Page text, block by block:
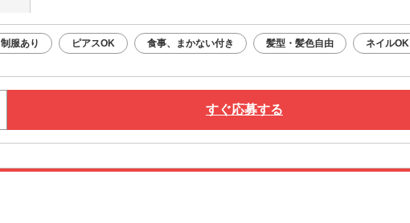
Web面接・電話面接・対面面接から、ご希望の方法を選べます◎
制服あり ピアスOK 食事、まかない付き 髪型・髪色自由 ネイルOK
すぐ応募する